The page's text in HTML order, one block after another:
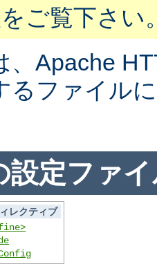
ご覧下さい
、Apache
るファイル
設定ファ
レクティブ